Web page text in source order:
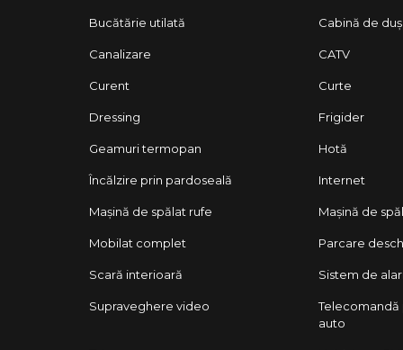
Bucătărie utilată Cabină de duș
Canalizare CATV
Curent Curte
Dressing Frigider
Geamuri termopan Hotă
Încălzire prin pardoseală Internet
Mașină de spălat rufe Mașină de
Mobilat complet Parcare
Scară interioară Sistem de
Supraveghere video
auto